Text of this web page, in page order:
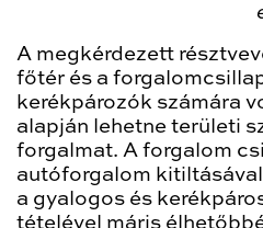
A megkérdezett
főtér és a
kerékpározók számára
alapján lehetne területi
forgalmat. A forgalom
autóforgalom
a gyalogos és
tételével máris